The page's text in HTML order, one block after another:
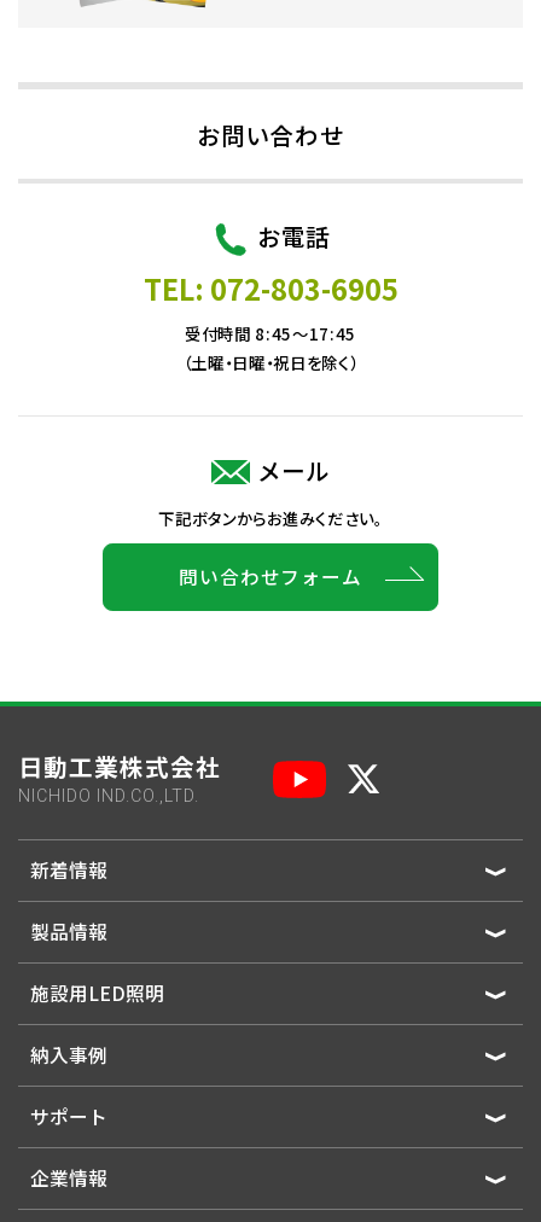
お問い合わせ
お電話
TEL: 072-803-6905
受付時間 8:45～17:45
（土曜・日曜・祝日を除く）
メール
下記ボタンからお進みください。
問い合わせフォーム
日動工業株式会社
NICHIDO IND.CO.,LTD.
新着情報
製品情報
施設用LED照明
納入事例
サポート
企業情報